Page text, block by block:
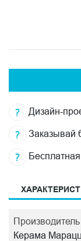
Дизайн-
Заказывай
Производитель
Керама